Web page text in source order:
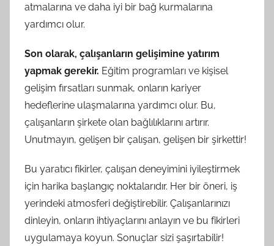
atmalarına ve daha iyi bir bağ kurmalarına
yardımcı olur.
Son olarak, çalışanların gelişimine yatırım
yapmak gerekir. Eğitim programları ve kişisel
gelişim fırsatları sunmak, onların kariyer
hedeflerine ulaşmalarına yardımcı olur. Bu,
çalışanların şirkete olan bağlılıklarını artırır.
Unutmayın, gelişen bir çalışan, gelişen bir şirkettir!
Bu yaratıcı fikirler, çalışan deneyimini iyileştirmek
için harika başlangıç noktalarıdır. Her bir öneri, iş
yerindeki atmosferi değiştirebilir. Çalışanlarınızı
dinleyin, onların ihtiyaçlarını anlayın ve bu fikirleri
uygulamaya koyun. Sonuçlar sizi şaşırtabilir!